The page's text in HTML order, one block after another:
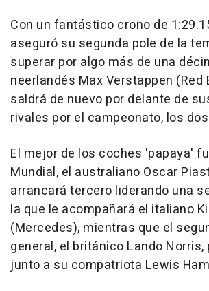
Con un fantástico crono de
aseguró su segunda pole de la
superar por algo más de una
neerlandés Max Verstappen (Red
saldrá de nuevo por delante de
rivales por el campeonato, los
El mejor de los coches 'papaya'
Mundial, el australiano Oscar
arrancará tercero liderando una
la que le acompañará el italiano
(Mercedes), mientras que el
general, el británico Lando
junto a su compatriota Lewis